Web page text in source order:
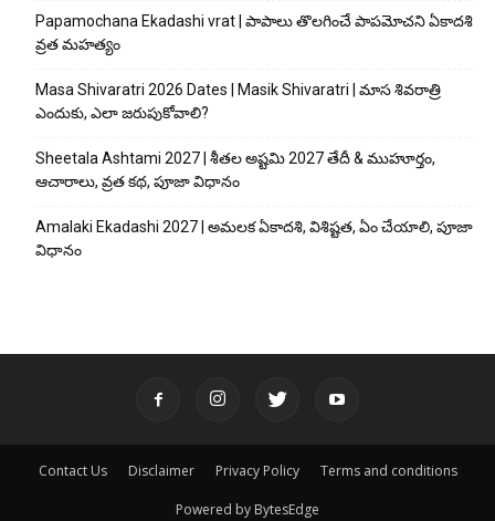
Papamochana Ekadashi vrat | పాపాలు తొలగించే పాపమోచని ఏకాదశి
వ్రత మహత్యం
Masa Shivaratri 2026 Dates | Masik Shivaratri | మాస శివరాత్రి
ఎందుకు, ఎలా జరుపుకోవాలి?
Sheetala Ashtami 2027 | శీతల అష్టమి 2027 తేదీ & ముహూర్తం,
ఆచారాలు, వ్రత కథ, పూజా విధానం
Amalaki Ekadashi 2027 | అమలక ఏకాదశి, విశిష్టత, ఏం చేయాలి, పూజా
విధానం
Contact Us Disclaimer Privacy Policy Terms and conditions
Powered by BytesEdge